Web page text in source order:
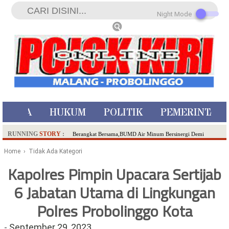
HUKUM POLITIK
RUNNING STORY : Berangkat Bersama,BUMD Air Minum Bersinergi Demi
Ditangkap di Kediri,Satu Buron
SDN Sumberejo 02 Kota Batu Kembangkan Program Inovasi
Literasi Melalui LASKAR JODA, Usung Filosofi Gelar Sehelai
Tikar
Ambulance Dari Berbagai Daerah Padati Kota Wisata Batu
Home › Tidak Ada Kategori
Kapolres Pimpin Upacara Sertijab
6 Jabatan Utama di Lingkungan
Polres Probolinggo Kota
Night Mode